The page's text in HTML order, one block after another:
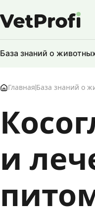
База знаний о
Главная База знаний о
и